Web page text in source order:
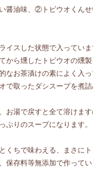
醤油味、②トビウオくん
スした状態で入っていま
ら燻したトビウオの燻製
お茶漬けの素によく入
取ったダシスープを煮詰
お湯で戻すと全て溶けます
ぷりのスープになります。
くちで味わえる、まさに
保存料等無添加で作ってい